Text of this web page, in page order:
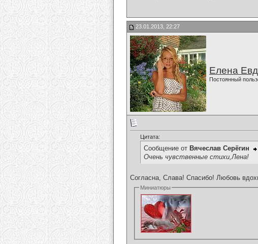
23.01.2013, 22:27
Елена
Постоянный
Цитата:
Сообщение от Вячеслав Серёгин
Очень чувственные стихи,Лена!
Согласна, Слава! Спасибо! Любовь
Миниатюры